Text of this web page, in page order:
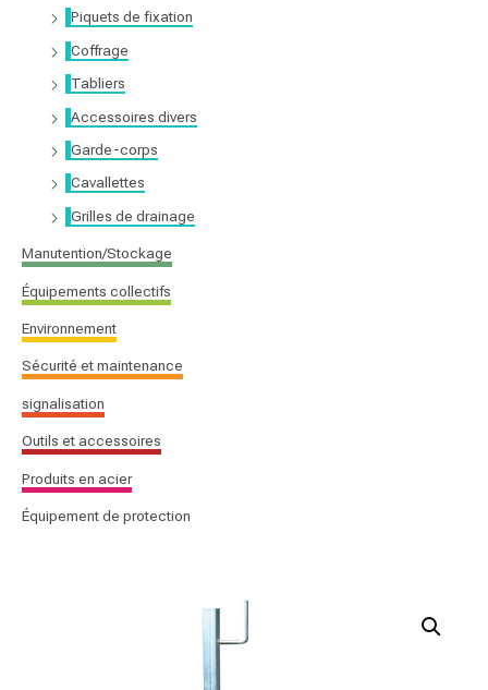
Piquets de fixation
Coffrage
Tabliers
Accessoires divers
Garde-corps
Cavallettes
Grilles de drainage
Manutention/Stockage
Équipements collectifs
Environnement
Sécurité et maintenance
signalisation
Outils et accessoires
Produits en acier
Équipement de protection